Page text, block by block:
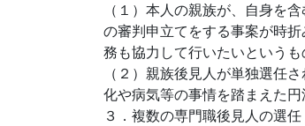
（１）本人の親族が、自身を
の審判申立てをする事案が時
務も協力して行いたいという
（２）親族後見人が単独選任
化や病気等の事情を踏まえた
３．複数の専門職後見人の選任